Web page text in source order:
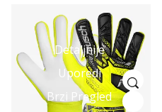
Detaljnije
Uporedi
Brzi Pregled